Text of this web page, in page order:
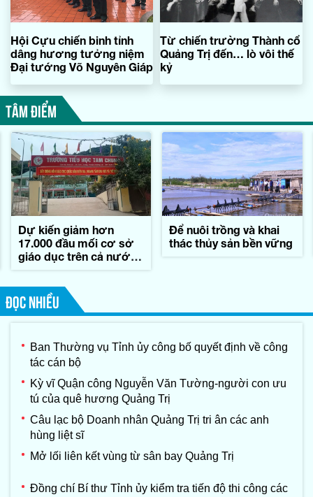
Hội Cựu chiến binh tỉnh
dâng hương tưởng niệm
Đại tướng Võ Nguyên Giáp
Từ chiến trường Thành cổ
Quảng Trị đến… lò vôi thế
kỷ
TÂM ĐIỂM
Dự kiến giảm hơn
17.000 đầu mối cơ sở
giáo dục trên cả nước,
Để nuôi trồng và khai
thác thủy sản bền vững
ĐỌC NHIỀU
Ban Thường vụ Tỉnh ủy công bố quyết định về công
tác cán bộ
Kỳ vĩ Quận công Nguyễn Văn Tường-người con ưu
tú của quê hương Quảng Trị
Câu lạc bộ Doanh nhân Quảng Trị tri ân các anh
hùng liệt sĩ
Mở lối liên kết vùng từ sân bay Quảng Trị
Đồng chí Bí thư Tỉnh ủy kiểm tra tiến độ thi công các